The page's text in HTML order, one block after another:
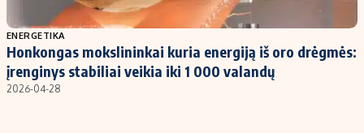
Populiarios temos
Investavimas
Akcijų rinka
Titulinis
Nedarbo išmokos skaičiuoklė
ENERGETIKA
Honkongas mokslininkai kuria energiją iš oro drėgmės:
įrenginys stabiliai veikia iki 1 000 valandų
2026-04-28